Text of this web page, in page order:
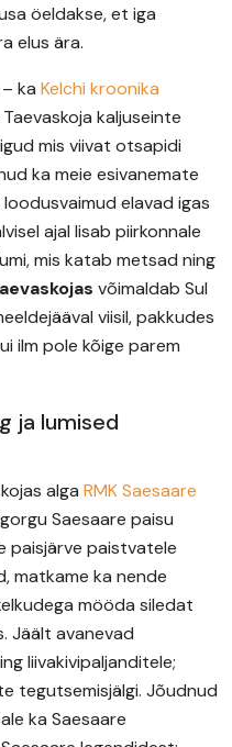
öeldakse, et iga
elus ära.
ka Kelchi kroonika
kaljuseinte
mis viivat otsapidi
ka meie esivanemate
elavad igas
ajal lisab piirkonnale
mis katab metsad ning
võimaldab Sul
viisil, pakkudes
ilm pole kõige parem
ja lumised
alga RMK Saesaare
Saesaare paisu
paisjärve paistvatele
matkame ka nende
mööda siledat
Jäält avanevad
liivakivipaljanditele;
tegutsemisjälgi. Jõudnud
ka Saesaare